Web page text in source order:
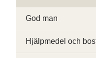
God man
Hjälpmedel och